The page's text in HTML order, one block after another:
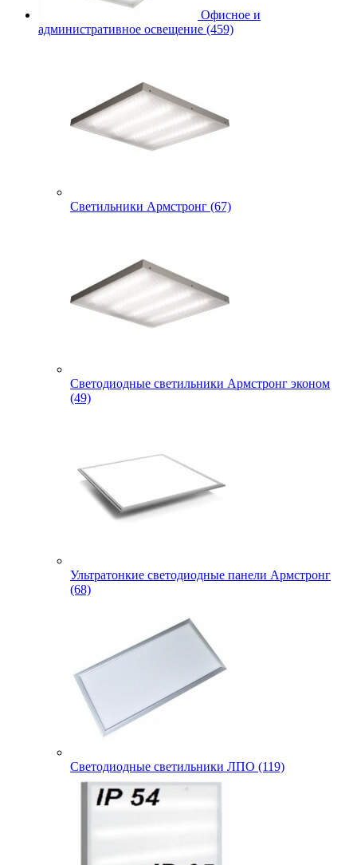
Офисное и
административное освещение (459)
Светильники Армстронг (67)
Светодиодные светильники Армстронг эконом
(49)
Ультратонкие светодиодные панели Армстронг
(68)
Светодиодные светильники ЛПО (119)